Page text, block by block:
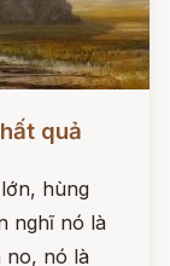
quả
hùng
nghĩ nó là
no, nó là